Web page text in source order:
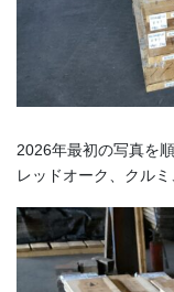
2026年最初の写真を
レッドオーク、クル